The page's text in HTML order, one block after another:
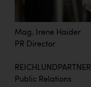
Mag. Irene Haider
PR Director
REICHLUNDPARTNER
Public Relations